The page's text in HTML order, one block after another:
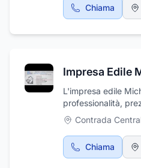
matrimoni/
L’azienda ha sede
pagina Facebook
Facebook Zullo-
Chiama
L'impresa edile
professionalità,
precisione nella
da anni con
costruzioni e delle
professionalità ed
Contrada
Chiama